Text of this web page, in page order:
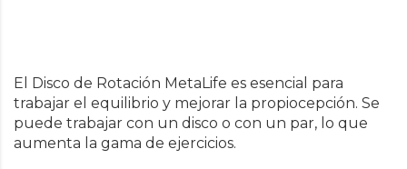
El Disco de Rotación MetaLife es esencial para
trabajar el equilibrio y mejorar la propiocepción. Se
puede trabajar con un disco o con un par, lo que
aumenta la gama de ejercicios.